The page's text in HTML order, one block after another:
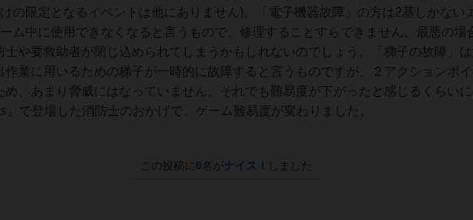
の限定となるイベントは他にありません)。「電子機器故障」の方は2基しかない
ム中に使用できなくなると言うもので、修理することすらできません。最悪の場
士や要救助者が閉じ込められてしまうかもしれないのでしょう。「梯子の故障」
作業に用いるための梯子が一時的に故障すると言うものですが、２アクションポ
め、あまり脅威にはなっていません。それでも難易度が下がったと感じるくらいに
』で登場した消防士のおかげで、ゲーム難易度が変わりました。
この投稿に 0名がナイス！ しました